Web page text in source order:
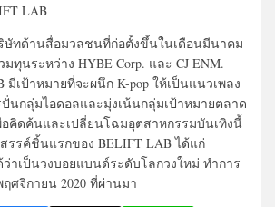
LAB
ษัทด้านสื่อมวลชนที่ก่อตั้งขึ้นในเดือนมีนาคม
มทุนระหว่าง HYBE Corp. และ CJ ENM.
มีเป้าหมายที่จะผนึก K-pop ให้เป็นแนวเพลง
นกลุ่มไอดอลและมุ่งเน้นกลุ่มเป้าหมายตลาด
อคิดค้นและเปลี่ยนโฉมอุตสาหกรรมบันเทิงนี้
รรค์ชิ้นแรกของ BELIFT LAB ได้แก่
ว่าเป็นวงบอยแบนด์ระดับโลกวงใหม่ ทำการ
ฤศจิกายน 2020 ที่ผ่านมา